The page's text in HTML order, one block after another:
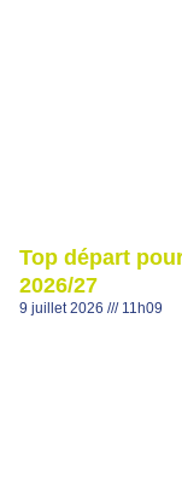
Top départ
2026/27
9 juillet 2026 11h09